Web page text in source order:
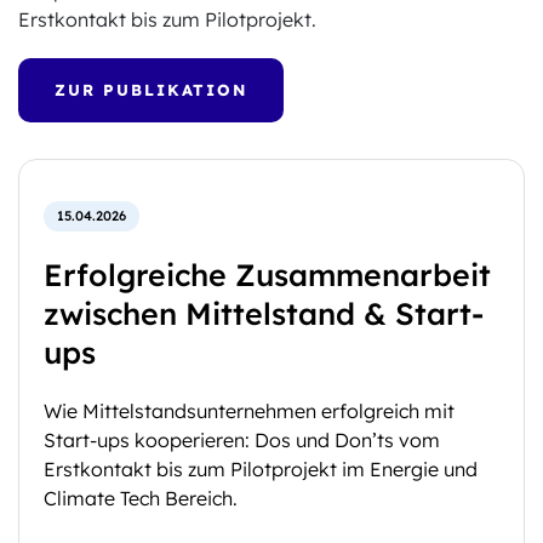
Erstkontakt bis zum Pilotprojekt.
ZUR PUBLIKATION
15.04.2026
Erfolgreiche Zusammenarbeit
zwischen Mittelstand & Start-
ups
Wie Mittelstandsunternehmen erfolgreich mit
Start-ups kooperieren: Dos und Don’ts vom
Erstkontakt bis zum Pilotprojekt im Energie und
Climate Tech Bereich.